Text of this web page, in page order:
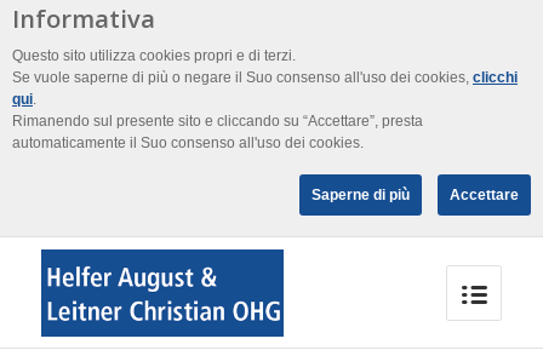
Informativa
Questo sito utilizza cookies propri e di terzi.
Se vuole saperne di più o negare il Suo consenso all'uso dei cookies, clicchi
qui.
Rimanendo sul presente sito e cliccando su “Accettare”, presta
automaticamente il Suo consenso all'uso dei cookies.
Saperne di più Accettare